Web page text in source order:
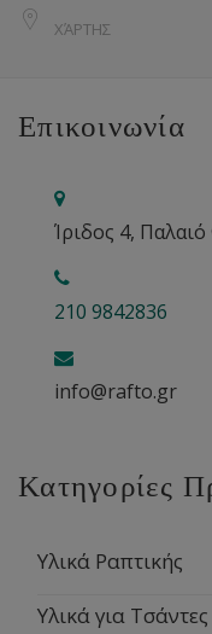
ΧΆΡΤΗΣ
Επικοινωνία
Ίριδος 4,
210 9842836
info@rafto.gr
Κατηγορίες
Υλικά Ραπτικής
Υλικά για Τσάντες